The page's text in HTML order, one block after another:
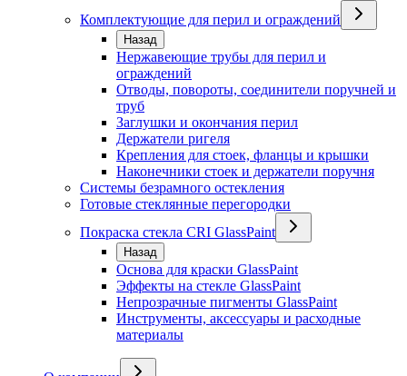
Комплектующие для перил и ограждений
Назад
Нержавеющие трубы для перил и
ограждений
Отводы, повороты, соединители поручней и
труб
Заглушки и окончания перил
Держатели ригеля
Крепления для стоек, фланцы и крышки
Наконечники стоек и держатели поручня
Системы безрамного остекления
Готовые стеклянные перегородки
Покраска стекла CRI GlassPaint
Назад
Основа для краски GlassPaint
Эффекты на стекле GlassPaint
Непрозрачные пигменты GlassPaint
Инструменты, аксессуары и расходные
материалы